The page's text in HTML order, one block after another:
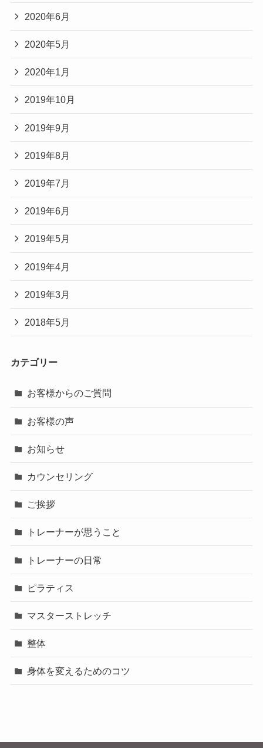
2020年6月
2020年5月
2020年1月
2019年10月
2019年9月
2019年8月
2019年7月
2019年6月
2019年5月
2019年4月
2019年3月
2018年5月
カテゴリー
お客様からのご質問
お客様の声
お知らせ
カウンセリング
ご挨拶
トレーナーが思うこと
トレーナーの日常
ピラティス
マスターストレッチ
整体
身体を変えるためのコツ